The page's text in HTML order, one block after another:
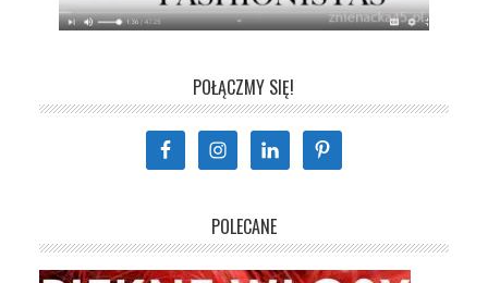
POŁĄCZMY SIĘ!
POLECANE